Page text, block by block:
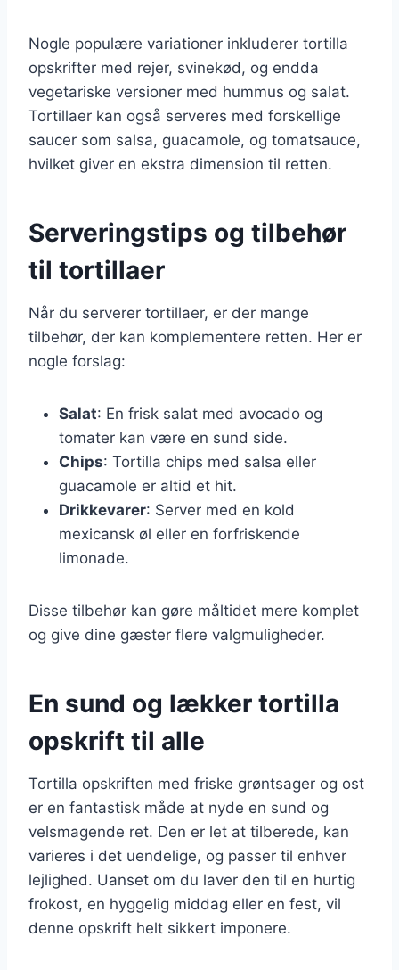
Nogle populære variationer inkluderer tortilla
opskrifter med rejer, svinekød, og endda
vegetariske versioner med hummus og salat.
Tortillaer kan også serveres med forskellige
saucer som salsa, guacamole, og tomatsauce,
hvilket giver en ekstra dimension til retten.
Serveringstips og tilbehør
til tortillaer
Når du serverer tortillaer, er der mange
tilbehør, der kan komplementere retten. Her er
nogle forslag:
Salat: En frisk salat med avocado og
tomater kan være en sund side.
Chips: Tortilla chips med salsa eller
guacamole er altid et hit.
Drikkevarer: Server med en kold
mexicansk øl eller en forfriskende
limonade.
Disse tilbehør kan gøre måltidet mere komplet
og give dine gæster flere valgmuligheder.
En sund og lækker tortilla
opskrift til alle
Tortilla opskriften med friske grøntsager og ost
er en fantastisk måde at nyde en sund og
velsmagende ret. Den er let at tilberede, kan
varieres i det uendelige, og passer til enhver
lejlighed. Uanset om du laver den til en hurtig
frokost, en hyggelig middag eller en fest, vil
denne opskrift helt sikkert imponere.